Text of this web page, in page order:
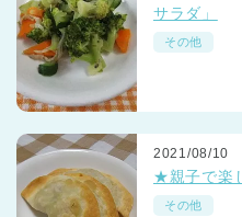
サラダ」
その他
2021/08/10
★親子で楽
その他